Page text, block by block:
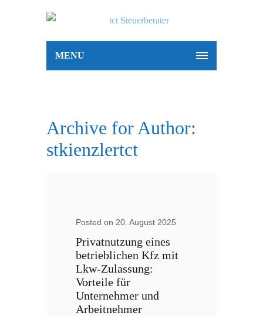
MENU
Archive for Author:
stkienzlertct
Posted on 20. August 2025
Privatnutzung eines
betrieblichen Kfz mit
Lkw-Zulassung:
Vorteile für
Unternehmer und
Arbeitnehmer